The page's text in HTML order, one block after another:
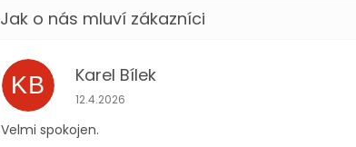
KB Karel Bílek
Hodnocení obchodu je 5 z 5 hvězdiček.
12.4.2026
Velmi spokojen.